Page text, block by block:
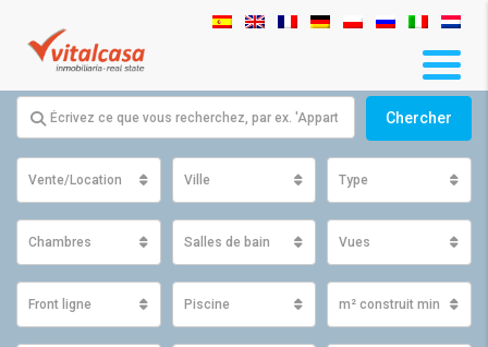
Chercher
Vente/Location Ville Type
Chambres Salles de bain Vues
Front ligne Piscine m² construit minimum